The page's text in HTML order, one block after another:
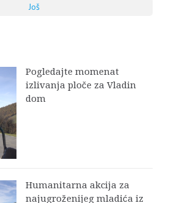
Još
Pogledajte momenat
izlivanja ploče za Vladin
dom
Humanitarna akcija za
najugroženijeg mladića iz